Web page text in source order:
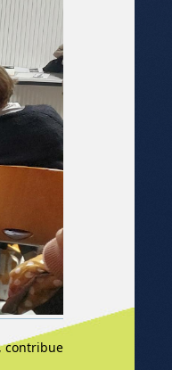
contribue